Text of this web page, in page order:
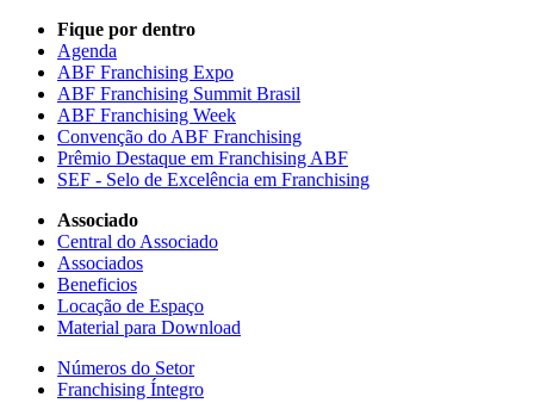
Fique por dentro
Agenda
ABF Franchising Expo
ABF Franchising Summit Brasil
ABF Franchising Week
Convenção do ABF Franchising
Prêmio Destaque em Franchising ABF
SEF - Selo de Excelência em Franchising
Associado
Central do Associado
Associados
Beneficios
Locação de Espaço
Material para Download
Números do Setor
Franchising Íntegro